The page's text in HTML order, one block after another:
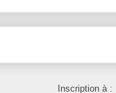
Inscription à :